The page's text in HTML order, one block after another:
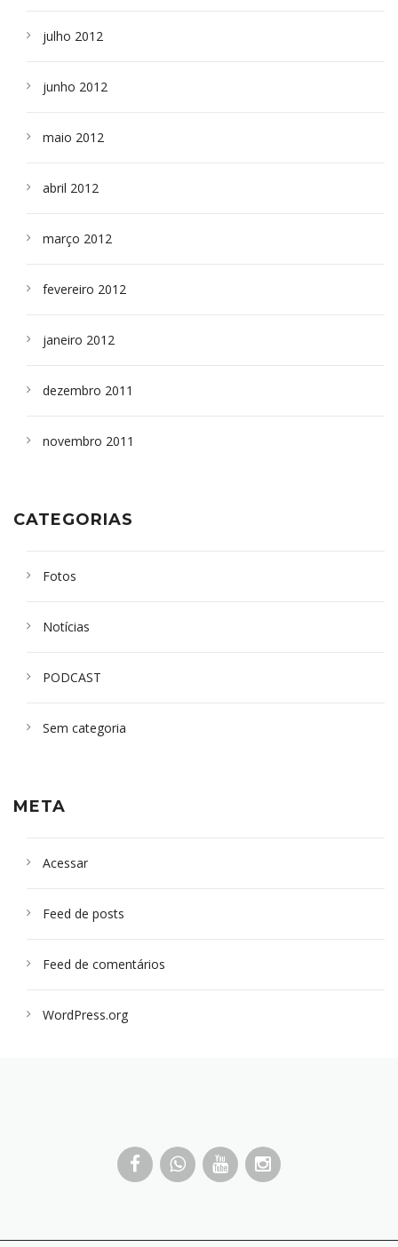
julho 2012
junho 2012
maio 2012
abril 2012
março 2012
fevereiro 2012
janeiro 2012
dezembro 2011
novembro 2011
CATEGORIAS
Fotos
Notícias
PODCAST
Sem categoria
META
Acessar
Feed de posts
Feed de comentários
WordPress.org